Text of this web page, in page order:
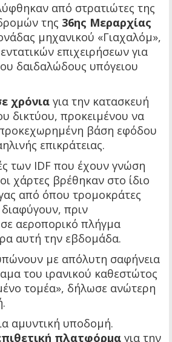
από στρατιώτες της
της 36ης Μεραρχίας
μηχανικού «Γιαχαλόμ»,
επιχειρήσεων για
δαιδαλώδους υπόγειου
χρόνια για την κατασκευή
δικτύου, προκειμένου να
βάση εφόδου
επικράτειας.
των IDF που έχουν γνώση
χάρτες βρέθηκαν στο ίδιο
από όπου τρομοκράτες
πριν
αεροπορικό πλήγμα
αυτή την εβδομάδα.
με απόλυτη σαφήνεια
του ιρανικού καθεστώτος
τομέα», δήλωσε ανώτερη
αμυντική υποδομή.
πλατφόρμα για την